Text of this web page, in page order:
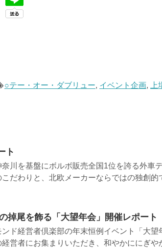
○テー・オー・ダブリュー, イベント企画,
ト
川を基盤にボルボ販売全国1位を誇る外車
だわりと、北欧メーカーならではの独創的
掉尾を飾る「大望年会」開催レポート
ンド経営者倶楽部の年末恒例イベント「大望
営者にお集まりいただき、和やかににぎや